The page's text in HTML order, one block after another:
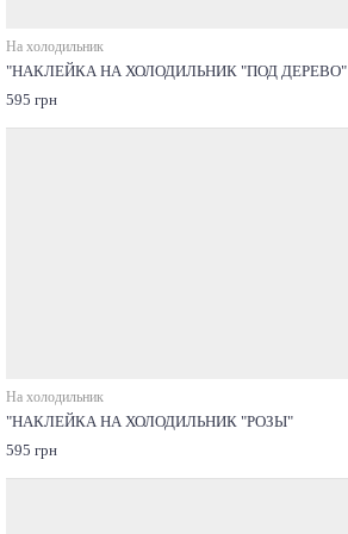
На холодильник
"НАКЛЕЙКА НА ХОЛОДИЛЬНИК "ПОД ДЕРЕВО"
595 грн
На холодильник
"НАКЛЕЙКА НА ХОЛОДИЛЬНИК "РОЗЫ"
595 грн